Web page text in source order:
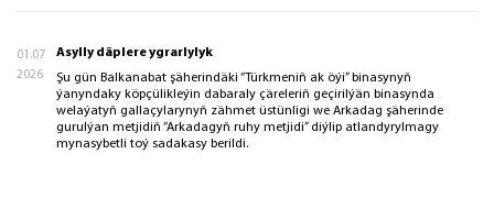
01.07
2026
Asylly däplere ygrarlylyk
Şu gün Balkanabat şäherindäki “Türkmeniň ak öýi” binasynyň
ýanyndaky köpçülikleýin dabaraly çäreleriň geçirilýän binasynda
welaýatyň gallaçylarynyň zähmet üstünligi we Arkadag şäherinde
gurulýan metjidiň “Arkadagyň ruhy metjidi” diýlip atlandyrylmagy
mynasybetli toý sadakasy berildi.